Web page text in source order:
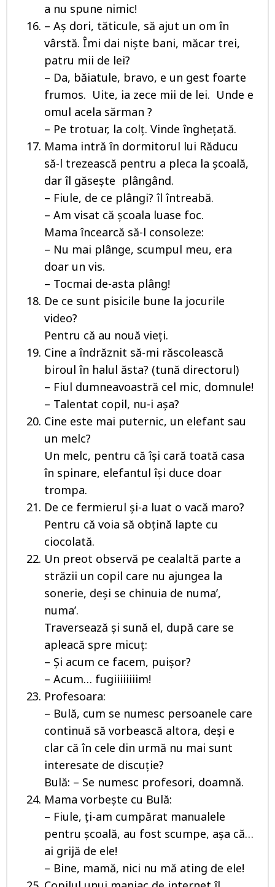
a nu spune nimic!
– Aş dori, tăticule, să ajut un om în
vârstă. Îmi dai nişte bani, măcar trei,
patru mii de lei?
– Da, băiatule, bravo, e un gest foarte
frumos. Uite, ia zece mii de lei. Unde e
omul acela sărman ?
– Pe trotuar, la colţ. Vinde îngheţată.
Mama intră în dormitorul lui Răducu
să-l trezească pentru a pleca la școală,
dar îl găseşte plângând.
– Fiule, de ce plângi? îl întreabă.
– Am visat că şcoala luase foc.
Mama încearcă să-l consoleze:
– Nu mai plânge, scumpul meu, era
doar un vis.
– Tocmai de-asta plâng!
De ce sunt pisicile bune la jocurile
video?
Pentru că au nouă vieţi.
Cine a îndrăznit să-mi răscolească
biroul în halul ăsta? (tună directorul)
– Fiul dumneavoastră cel mic, domnule!
– Talentat copil, nu-i așa?
Cine este mai puternic, un elefant sau
un melc?
Un melc, pentru că îşi cară toată casa
în spinare, elefantul își duce doar
trompa.
De ce fermierul şi-a luat o vacă maro?
Pentru că voia să obţină lapte cu
ciocolată.
Un preot observă pe cealaltă parte a
străzii un copil care nu ajungea la
sonerie, deși se chinuia de numa’,
numa’.
Traversează și sună el, după care se
apleacă spre micuț:
– Și acum ce facem, puișor?
– Acum… fugiiiiiiiim!
Profesoara:
– Bulă, cum se numesc persoanele care
continuă să vorbească altora, deşi e
clar că în cele din urmă nu mai sunt
interesate de discuţie?
Bulă: – Se numesc profesori, doamnă.
Mama vorbește cu Bulă:
– Fiule, ți-am cumpărat manualele
pentru școală, au fost scumpe, așa că…
ai grijă de ele!
– Bine, mamă, nici nu mă ating de ele!